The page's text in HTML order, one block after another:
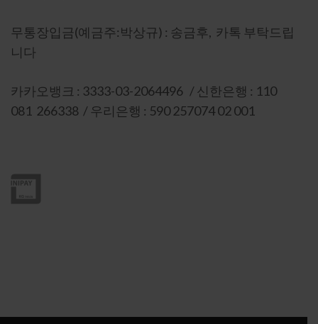
무통장입금(예금주:박상규) : 송금후, 카톡 부탁드립
니다
카카오뱅크 : 3333-03-2064496 / 신한은행 : 110
081 266338 / 우리은행 : 590 257074 02 001